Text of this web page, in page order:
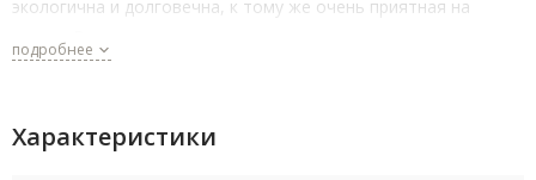
экологична и долговечна, к тому же очень приятная на
ощупь. В кошельке есть два отделения для купюр, много
кармашков для карт, в том числе и с прозрачными окошками.
все самое нужно будет всегда под рукой.
подробнее
Характеристики